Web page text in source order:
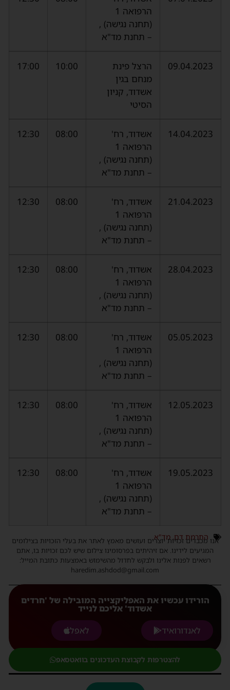
הרפואה 1
(תחנה נגישה) ,
– תחנת מד"א
09.04.2023
הרצל פינת
מנחם בגין
אשדוד, קניון
הסיטי
10:00
17:00
14.04.2023
אשדוד, רח'
הרפואה 1
(תחנה נגישה) ,
– תחנת מד"א
08:00
12:30
21.04.2023
אשדוד, רח'
הרפואה 1
(תחנה נגישה) ,
– תחנת מד"א
08:00
12:30
28.04.2023
אשדוד, רח'
הרפואה 1
(תחנה נגישה) ,
– תחנת מד"א
08:00
12:30
05.05.2023
אשדוד, רח'
הרפואה 1
(תחנה נגישה) ,
– תחנת מד"א
08:00
12:30
12.05.2023
אשדוד, רח'
הרפואה 1
(תחנה נגישה) ,
– תחנת מד"א
08:00
12:30
19.05.2023
אשדוד, רח'
הרפואה 1
(תחנה נגישה) ,
– תחנת מד"א
08:00
12:30
התרמת דם, מד"א
אנו מכבדים זכויות יוצרים ועושים מאמץ לאתר את בעלי הזכויות בצילומים
המגיעים לידינו. אם זיהיתים בפרסומינו צילום שיש לכם זכויות בו, אתם
רשאים לפנות אלינו ולבקש לחדול מהשימוש באמצעות כתובת המייל:
haredim.ashdod@gmail.com
הורידו עכשיו את האפליקצייה המובילה של 'חרדים
אשדוד' אליכם לנייד
לאנדורואיד
לאפל
להצטרפות לקבוצת העדכונים בוואטסאפ